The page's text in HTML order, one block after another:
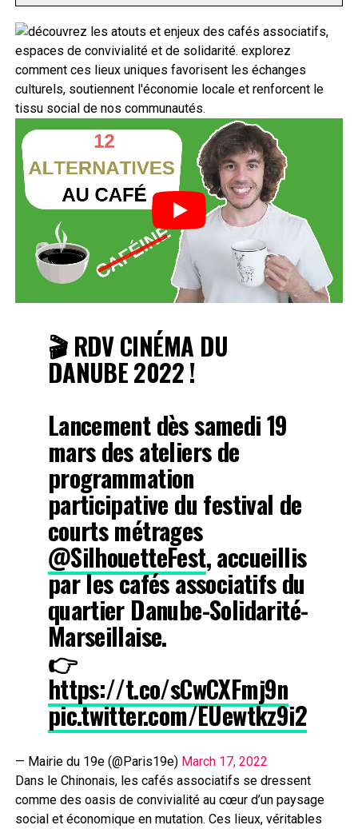
🎬 RDV CINÉMA DU
DANUBE 2022 !
Lancement dès samedi 19
mars des ateliers de
programmation
participative du festival de
courts métrages
@SilhouetteFest, accueillis
par les cafés associatifs du
quartier Danube-Solidarité-
Marseillaise.
👉
https://t.co/sCwCXFmj9n
pic.twitter.com/EUewtkz9i2
— Mairie du 19e (@Paris19e) March 17, 2022
Dans le Chinonais, les cafés associatifs se dressent
comme des oasis de convivialité au cœur d’un paysage
social et économique en mutation. Ces lieux, véritables